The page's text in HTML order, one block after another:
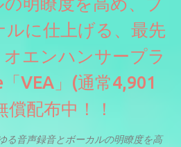
ルに仕上げる、最先
エンハンサープラ
VEA」(通常4,901
配布中！！
る音声録音とボーカルの明瞭度を高